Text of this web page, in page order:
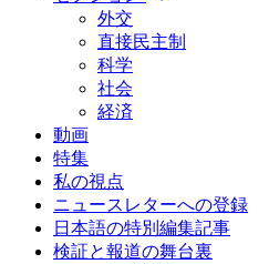
外交
直接民主制
科学
社会
経済
動画
特集
私の視点
ニュースレターへの登録
日本語の特別編集記事
検証と報道の舞台裏